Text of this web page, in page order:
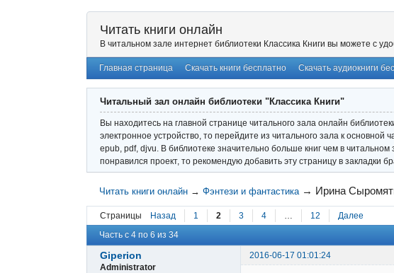
Читать книги онлайн
В читальном зале интернет библиотеки Классика Книги вы можете с
Главная страница Скачать книги бесплатно Скачать аудиокниги
Читальный зал онлайн библиотеки "Классика Книги"
Вы находитесь на главной странице читального зала онлайн
электронное устройство, то перейдите из читального зала к
epub, pdf, djvu. В библиотеке значительно больше книг чем в
понравился проект, то рекомендую добавить эту страницу в закладки
Читать книги онлайн →Фэнтези и фантастика → Ирина
Страницы Назад 1 2 3 4 … 12 Далее
Часть с 4 по 6 из 34
Giperion
2016-06-17 01:01:24
Administrator